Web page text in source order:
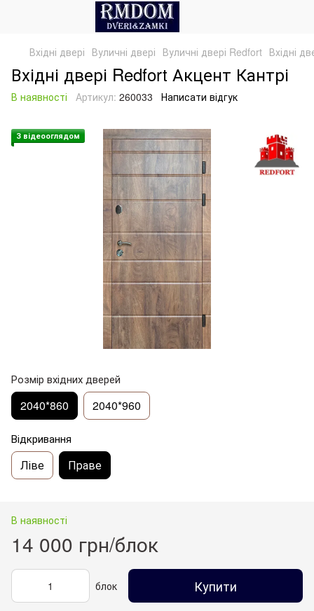
Вхідні двері Вуличні двері Вуличні двері Redfort Вхідні
Вхідні двері Redfort Акцент Кантрі
В наявності Артикул: 260033 Написати відгук
З відеооглядом
Розмір вхідних дверей
2040*860 2040*960
Відкривання
Ліве Праве
В наявності
14 000 грн/блок
блок Купити